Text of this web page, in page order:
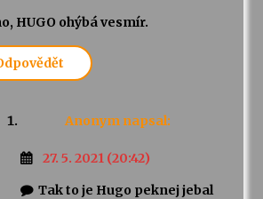
HUGO ohýbá vesmír.
Anonym napsal:
27. 5. 2021 (20:42)
Tak to je Hugo peknej jebal